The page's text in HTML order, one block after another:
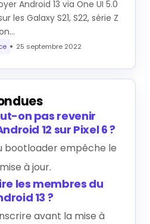
on pas revenir
12 sur Pixel 6 ?
à jour.
les membres du
13 ?
avant la mise à
téléphone.
nouveautés
et une
permissions de